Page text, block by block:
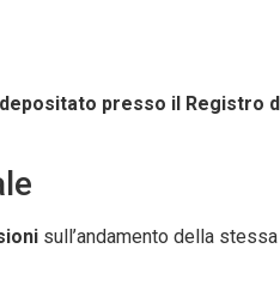
presso il Registro
sull’andamento della